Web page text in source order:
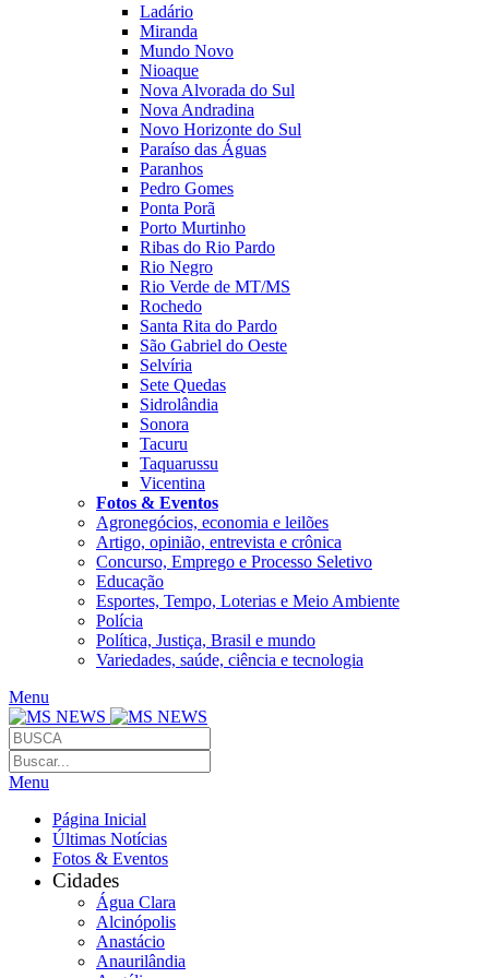
Ladário
Miranda
Mundo Novo
Nioaque
Nova Alvorada do Sul
Nova Andradina
Novo Horizonte do Sul
Paraíso das Águas
Paranhos
Pedro Gomes
Ponta Porã
Porto Murtinho
Ribas do Rio Pardo
Rio Negro
Rio Verde de MT/MS
Rochedo
Santa Rita do Pardo
São Gabriel do Oeste
Selvíria
Sete Quedas
Sidrolândia
Sonora
Tacuru
Taquarussu
Vicentina
Fotos & Eventos
Agronegócios, economia e leilões
Artigo, opinião, entrevista e crônica
Concurso, Emprego e Processo Seletivo
Educação
Esportes, Tempo, Loterias e Meio Ambiente
Polícia
Política, Justiça, Brasil e mundo
Variedades, saúde, ciência e tecnologia
Menu
Menu
Página Inicial
Últimas Notícias
Fotos & Eventos
Cidades
Água Clara
Alcinópolis
Anastácio
Anaurilândia